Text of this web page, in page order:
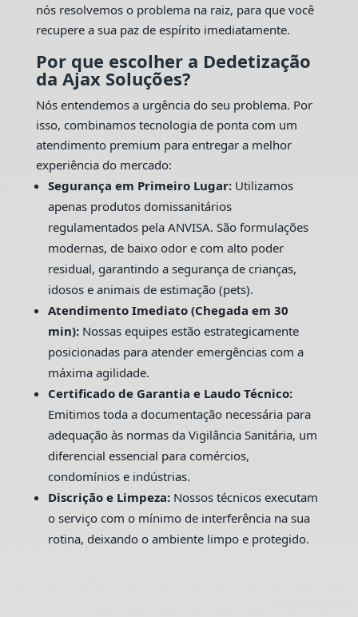
nós resolvemos o problema na raiz, para que você
recupere a sua paz de espírito imediatamente.
Por que escolher a Dedetização
da Ajax Soluções?
Nós entendemos a urgência do seu problema. Por
isso, combinamos tecnologia de ponta com um
atendimento premium para entregar a melhor
experiência do mercado:
Segurança em Primeiro Lugar:Utilizamos
apenas produtos domissanitários
regulamentados pela ANVISA. São formulações
modernas, de baixo odor e com alto poder
residual, garantindo a segurança de crianças,
idosos e animais de estimação (pets).
Atendimento Imediato (Chegada em 30
min):Nossas equipes estão estrategicamente
posicionadas para atender emergências com a
máxima agilidade.
Certificado de Garantia e Laudo Técnico:
Emitimos toda a documentação necessária para
adequação às normas da Vigilância Sanitária, um
diferencial essencial para comércios,
condomínios e indústrias.
Discrição e Limpeza:Nossos técnicos executam
o serviço com o mínimo de interferência na sua
rotina, deixando o ambiente limpo e protegido.